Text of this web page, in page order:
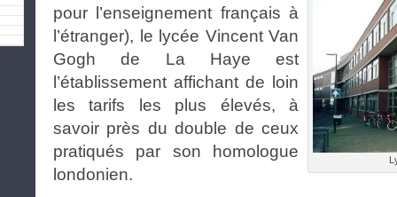
pour l’enseignement français à
l’étranger), le lycée Vincent Van
Gogh de La Haye est
l’établissement affichant de loin
les tarifs les plus élevés, à
savoir près du double de ceux
pratiqués par son homologue
londonien.